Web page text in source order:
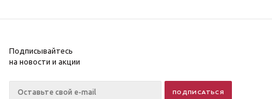
Подписывайтесь
на новости и акции